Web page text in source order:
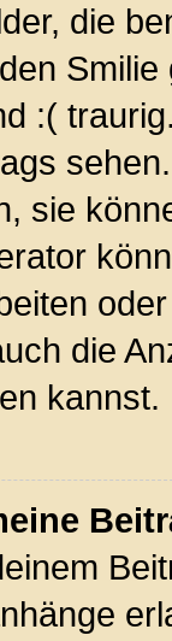
die
:(
sie
die
kannst.